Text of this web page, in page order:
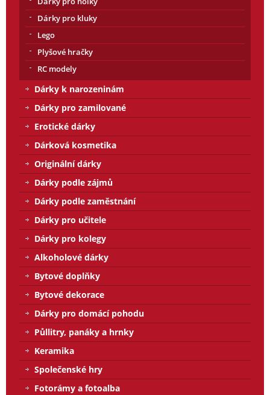
Dárky pro kluky
Lego
Plyšové hračky
RC modely
Dárky k narozeninám
Dárky pro zamilované
Erotické dárky
Dárková kosmetika
Originální dárky
Dárky podle zájmů
Dárky podle zaměstnání
Dárky pro učitele
Dárky pro kolegy
Alkoholové dárky
Bytové doplňky
Bytové dekorace
Dárky pro domácí pohodu
Půllitry, panáky a hrnky
Keramika
Společenské hry
Fotorámy a fotoalba